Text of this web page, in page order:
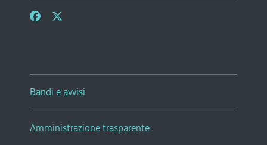
Bandi e avvisi
Amministrazione trasparente